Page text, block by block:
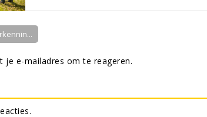
e-mailadres om te reageren.